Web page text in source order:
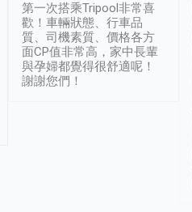
第一次搭乘Tripool非常喜
歡！車輛狀態、行車品
質、司機素質、價格各方
面CP值非常高，家中長輩
與孕婦都覺得很舒適呢！
謝謝您們！